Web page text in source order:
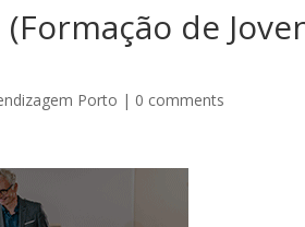
de
Porto | 0 comments